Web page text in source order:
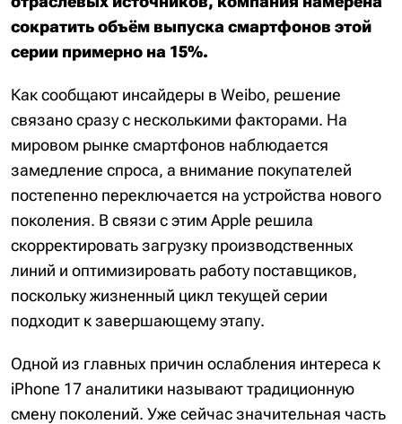
сократить объём выпуска смартфонов этой
серии примерно на 15%.
Как сообщают инсайдеры в Weibo, решение
связано сразу с несколькими факторами. На
мировом рынке смартфонов наблюдается
замедление спроса, а внимание покупателей
постепенно переключается на устройства нового
поколения. В связи с этим Apple решила
скорректировать загрузку производственных
линий и оптимизировать работу поставщиков,
поскольку жизненный цикл текущей серии
подходит к завершающему этапу.
Одной из главных причин ослабления интереса к
iPhone 17 аналитики называют традиционную
смену поколений. Уже сейчас значительная часть